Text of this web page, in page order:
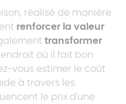
réalisé de manière
renforcer la valeur
transformer
où il fait bon
vous estimer le coût
à travers les
le prix d'une